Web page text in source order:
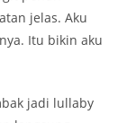
Kebersihan!
makanan